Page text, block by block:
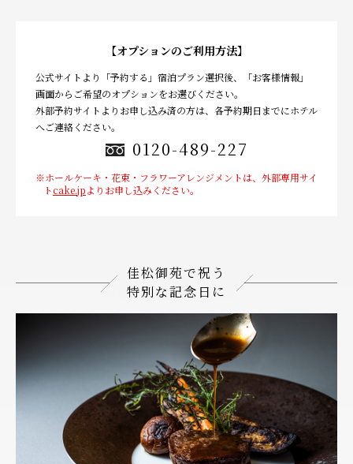
【オプションのご利用方法】
公式サイトより「予約する」宿泊プラン選択後、「お客様情報」
画面からご希望のオプションをお選びください。
外部予約サイトよりお申し込み済の方は、各予約期日までにホテル
へご連絡ください。
0120-489-227
※ホールケーキ・花束・フラワーアレンジメントは、外部専用サイ
トcake.jpよりお申し込みください。
佳松御苑で祝う
特別な記念日に